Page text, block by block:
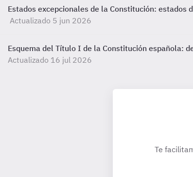
Estados excepcionales de la Constitución: estados
Actualizado 5 jun 2026
Esquema del Título I de la Constitución española:
Actualizado 16 jul 2026
Te